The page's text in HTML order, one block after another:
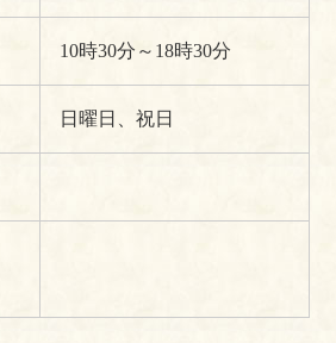
10時30分～18時30分
日曜日、祝日